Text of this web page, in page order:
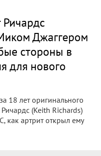
Ричардс
Джаггером
стороны в
для нового
18 лет оригинального
(Keith Richards)
как артрит открыл ему